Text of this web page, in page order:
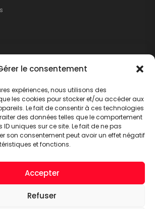
le consentement
expériences, nous utilisons des
les cookies pour stocker et/ou accéder aux
Le fait de consentir à ces technologies
des données telles que le comportement
uniques sur ce site. Le fait de ne pas
son consentement peut avoir un effet négatif
et fonctions.
Accepter
Refuser